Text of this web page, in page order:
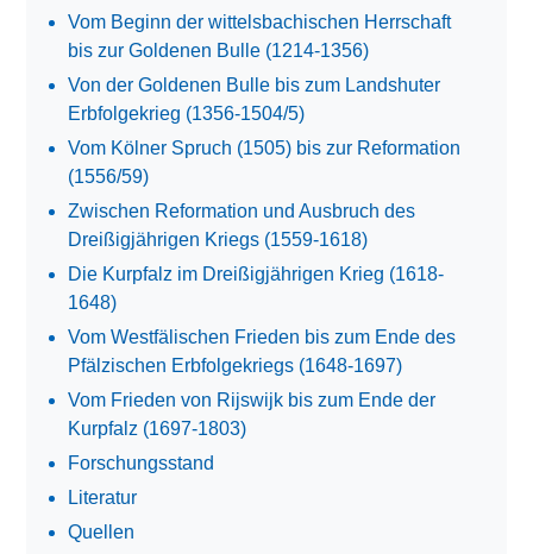
Vom Beginn der wittelsbachischen Herrschaft
bis zur Goldenen Bulle (1214-1356)
Von der Goldenen Bulle bis zum Landshuter
Erbfolgekrieg (1356-1504/5)
Vom Kölner Spruch (1505) bis zur Reformation
(1556/59)
Zwischen Reformation und Ausbruch des
Dreißigjährigen Kriegs (1559-1618)
Die Kurpfalz im Dreißigjährigen Krieg (1618-
1648)
Vom Westfälischen Frieden bis zum Ende des
Pfälzischen Erbfolgekriegs (1648-1697)
Vom Frieden von Rijswijk bis zum Ende der
Kurpfalz (1697-1803)
Forschungsstand
Literatur
Quellen